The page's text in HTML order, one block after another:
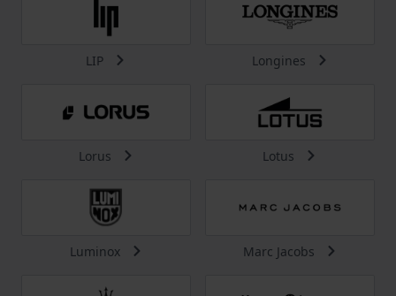
LIP Longines
Lorus Lotus
Luminox Marc Jacobs